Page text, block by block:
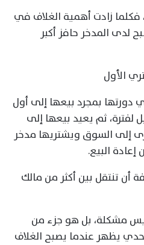
فكلما زادت أهمية الغلاف في
لدى المدخر حافز أكبر
الأول
دورتها بمجرد بيعها إلى أول
لفترة، ثم يعيد بيعها إلى
إلى السوق ويشتريها مدخر
البيع.
أن تنتقل بين أكثر من مالك
مشكلة، بل هو جزء من
يظهر عندما يصبح الغلاف